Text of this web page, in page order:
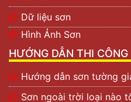
Dữ liệu sơn
Hình Ảnh Sơn
HƯỚNG DẪN THI CÔNG
Hướng dẫn sơn tường
Sơn ngoài trời loại nào